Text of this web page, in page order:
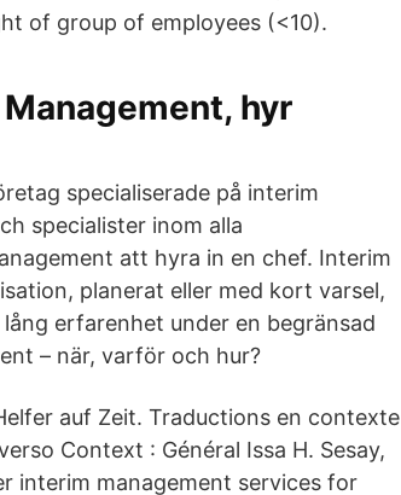
of group of employees (<10).
hyr
specialiserade på interim
specialister inom alla
att hyra in en chef. Interim
planerat eller med kort varsel,
erfarenhet under en begränsad
– när, varför och hur?
auf Zeit. Traductions en contexte
Context : Général Issa H. Sesay,
interim management services for